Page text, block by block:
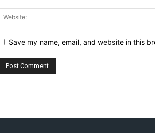
Save my name, email, and website in this